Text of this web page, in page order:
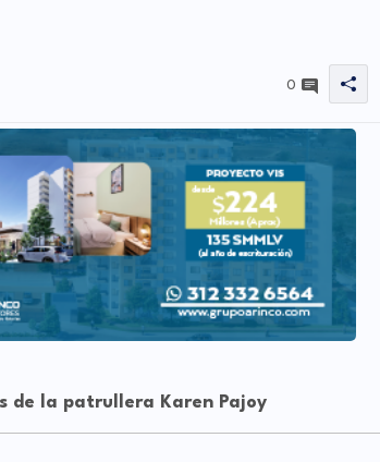
0
de la patrullera Karen Pajoy